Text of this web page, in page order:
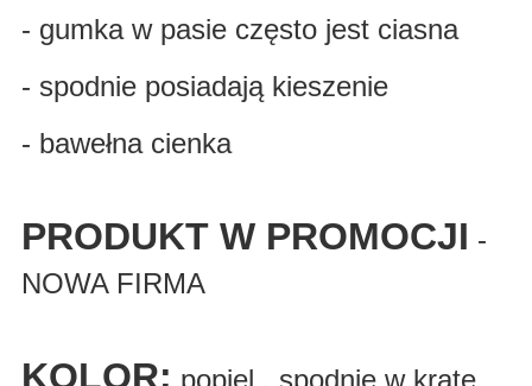
- gumka w pasie często jest ciasna
- spodnie posiadają kieszenie
- bawełna cienka
PRODUKT W PROMOCJI -
NOWA FIRMA
KOLOR: popiel , spodnie w kratę